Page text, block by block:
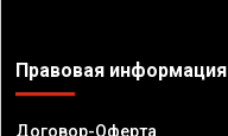
Правовая информация
Договор-Оферта